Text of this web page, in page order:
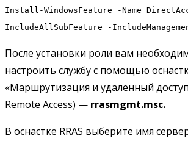
Install-WindowsFeature -Name
IncludeAllSubFeature -
После установки роли вам
настроить службу с помощью
«Маршрутизация и удаленный
Remote Access) — rrasmgmt.msc.
В оснастке RRAS выберите имя